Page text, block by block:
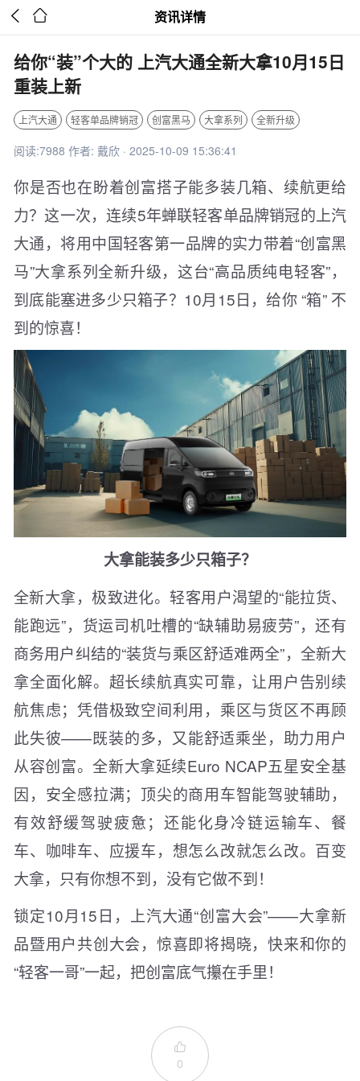
  资讯详情
给你“装”个大的 上汽大通全新大拿10月15日
重装上新
上汽大通 轻客单品牌销冠 创富黑马 大拿系列 全新升级
阅读:7988 作者: 戴欣 · 2025-10-09 15:36:41
你是否也在盼着创富搭子能多装几箱、续航更给
力？这一次，连续5年蝉联轻客单品牌销冠的上汽
大通，将用中国轻客第一品牌的实力带着“创富黑
马”大拿系列全新升级，这台“高品质纯电轻客”，
到底能塞进多少只箱子？10月15日，给你 “箱” 不
到的惊喜！
大拿能装多少只箱子？
全新大拿，极致进化。轻客用户渴望的“能拉货、
能跑远”，货运司机吐槽的“缺辅助易疲劳”，还有
商务用户纠结的“装货与乘区舒适难两全”，全新大
拿全面化解。超长续航真实可靠，让用户告别续
航焦虑；凭借极致空间利用，乘区与货区不再顾
此失彼——既装的多，又能舒适乘坐，助力用户
从容创富。全新大拿延续Euro NCAP五星安全基
因，安全感拉满；顶尖的商用车智能驾驶辅助，
有效舒缓驾驶疲惫；还能化身冷链运输车、餐
车、咖啡车、应援车，想怎么改就怎么改。百变
大拿，只有你想不到，没有它做不到！
锁定10月15日，上汽大通“创富大会”——大拿新
品暨用户共创大会，惊喜即将揭晓，快来和你的
“轻客一哥”一起，把创富底气攥在手里！

0